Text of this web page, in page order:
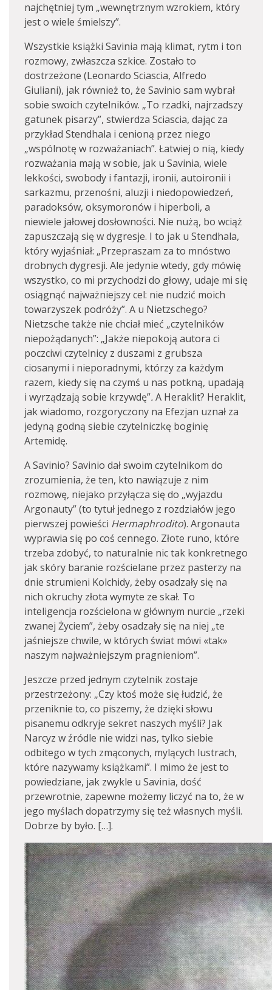
najchętniej tym „wewnętrznym wzrokiem, który
jest o wiele śmielszy”.
Wszystkie książki Savinia mają klimat, rytm i ton
rozmowy, zwłaszcza szkice. Zostało to
dostrzeżone (Leonardo Sciascia, Alfredo
Giuliani), jak również to, że Savinio sam wybrał
sobie swoich czytelników. „To rzadki, najrzadszy
gatunek pisarzy”, stwierdza Sciascia, dając za
przykład Stendhala i cenioną przez niego
„wspólnotę w rozważaniach”. Łatwiej o nią, kiedy
rozważania mają w sobie, jak u Savinia, wiele
lekkości, swobody i fantazji, ironii, autoironii i
sarkazmu, przenośni, aluzji i niedopowiedzeń,
paradoksów, oksymoronów i hiperboli, a
niewiele jałowej dosłowności. Nie nużą, bo wciąż
zapuszczają się w dygresje. I to jak u Stendhala,
który wyjaśniał: „Przepraszam za to mnóstwo
drobnych dygresji. Ale jedynie wtedy, gdy mówię
wszystko, co mi przychodzi do głowy, udaje mi się
osiągnąć najważniejszy cel: nie nudzić moich
towarzyszek podróży”. A u Nietzschego?
Nietzsche także nie chciał mieć „czytelników
niepożądanych”: „Jakże niepokoją autora ci
poczciwi czytelnicy z duszami z grubsza
ciosanymi i nieporadnymi, którzy za każdym
razem, kiedy się na czymś u nas potkną, upadają
i wyrządzają sobie krzywdę”.A Heraklit? Heraklit,
jak wiadomo, rozgoryczony na Efezjan uznał za
jedyną godną siebie czytelniczkę boginię
Artemidę.
A Savinio? Savinio dał swoim czytelnikom do
zrozumienia, że ten, kto nawiązuje z nim
rozmowę, niejako przyłącza się do „wyjazdu
Argonauty” (to tytuł jednego z rozdziałów jego
pierwszej powieści Hermaphrodito). Argonauta
wyprawia się po coś cennego. Złote runo, które
trzeba zdobyć, to naturalnie nic tak konkretnego
jak skóry baranie rozścielane przez pasterzy na
dnie strumieni Kolchidy, żeby osadzały się na
nich okruchy złota wymyte ze skał. To
inteligencja rozścielona w głównym nurcie „rzeki
zwanej Życiem”, żeby osadzały się na niej „te
jaśniejsze chwile, w których świat mówi «tak»
naszym najważniejszym pragnieniom”.
Jeszcze przed jednym czytelnik zostaje
przestrzeżony: „Czy ktoś może się łudzić, że
przeniknie to, co piszemy, że dzięki słowu
pisanemu odkryje sekret naszych myśli? Jak
Narcyz w źródle nie widzi nas, tylko siebie
odbitego w tych zmąconych, mylących lustrach,
które nazywamy książkami”. I mimo że jest to
powiedziane, jak zwykle u Savinia, dość
przewrotnie, zapewne możemy liczyć na to, że w
jego myślach dopatrzymy się też własnych myśli.
Dobrze by było. […].